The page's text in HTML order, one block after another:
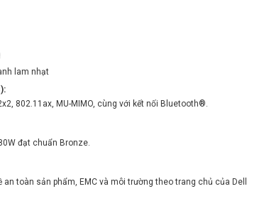
lam nhạt
802.11ax, MU-MIMO, cùng với kết nối Bluetooth®.
đạt chuẩn Bronze.
toàn sản phẩm, EMC và môi trường theo trang chủ của Dell